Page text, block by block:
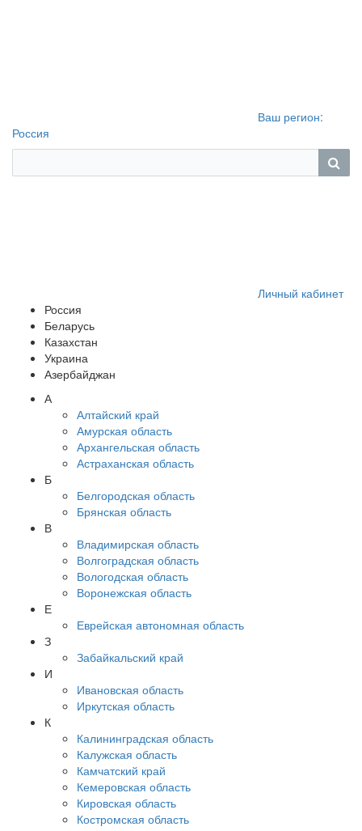
Ваш регион:
Россия
Личный кабинет
Россия
Беларусь
Казахстан
Украина
Азербайджан
А
Алтайский край
Амурская область
Архангельская область
Астраханская область
Б
Белгородская область
Брянская область
В
Владимирская область
Волгоградская область
Вологодская область
Воронежская область
Е
Еврейская автономная область
З
Забайкальский край
И
Ивановская область
Иркутская область
К
Калининградская область
Калужская область
Камчатский край
Кемеровская область
Кировская область
Костромская область